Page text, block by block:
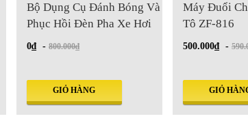
Bộ Dụng Cụ Đánh Bóng Và
Phục Hồi Đèn Pha Xe Hơi
-800.000₫
GIỎ HÀNG
Máy Đuổi Chuột
Tô ZF-816
500.000₫ -590.000₫
GIỎ HÀNG